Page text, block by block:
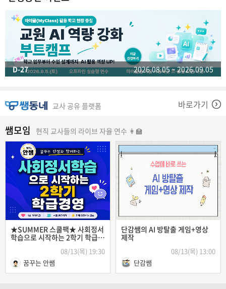
D-27 2026.08.05 ~ 2026.09.05
교사 공유 플랫폼 바로가기
쌤모임 현직 교사들의 라이브 자율 연수 👩‍🏫
★SUMMER 스쿨팩★ 사회정서
학습으로 시작하는 2학기 학급경
08/13(목) 19:30
꿈꾸는 안쌤
단감쌤의 AI 방탈출 게임+영상
제작
08/13(목) 13:00
단감쌤